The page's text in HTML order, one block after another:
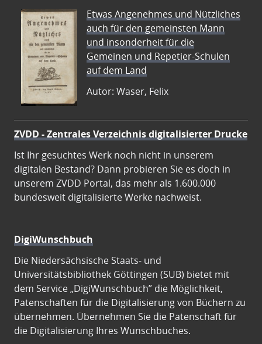
Etwas Angenehmes und Nützliches
auch für den gemeinsten Mann
und insonderheit für die
Gemeinen und Repetier-Schulen
auf dem Land
Autor: Waser, Felix
ZVDD - Zentrales Verzeichnis digitalisierter Drucke
Ist Ihr gesuchtes Werk noch nicht in unserem
digitalen Bestand? Dann probieren Sie es doch in
unserem ZVDD Portal, das mehr als 1.600.000
bundesweit digitalisierte Werke nachweist.
DigiWunschbuch
Die Niedersächsische Staats- und
Universitätsbibliothek Göttingen (SUB) bietet mit
dem Service „DigiWunschbuch” die Möglichkeit,
Patenschaften für die Digitalisierung von Büchern zu
übernehmen. Übernehmen Sie die Patenschaft für
die Digitalisierung Ihres Wunschbuches.